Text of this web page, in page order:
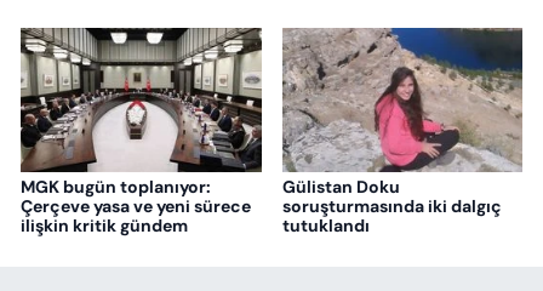
MGK bugün toplanıyor:
Çerçeve yasa ve yeni sürece
ilişkin kritik gündem
Gülistan Doku
soruşturmasında iki dalgıç
tutuklandı